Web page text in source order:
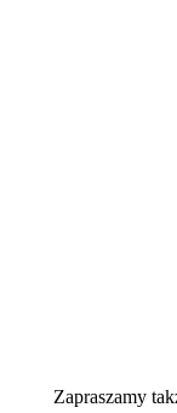
Zapraszamy